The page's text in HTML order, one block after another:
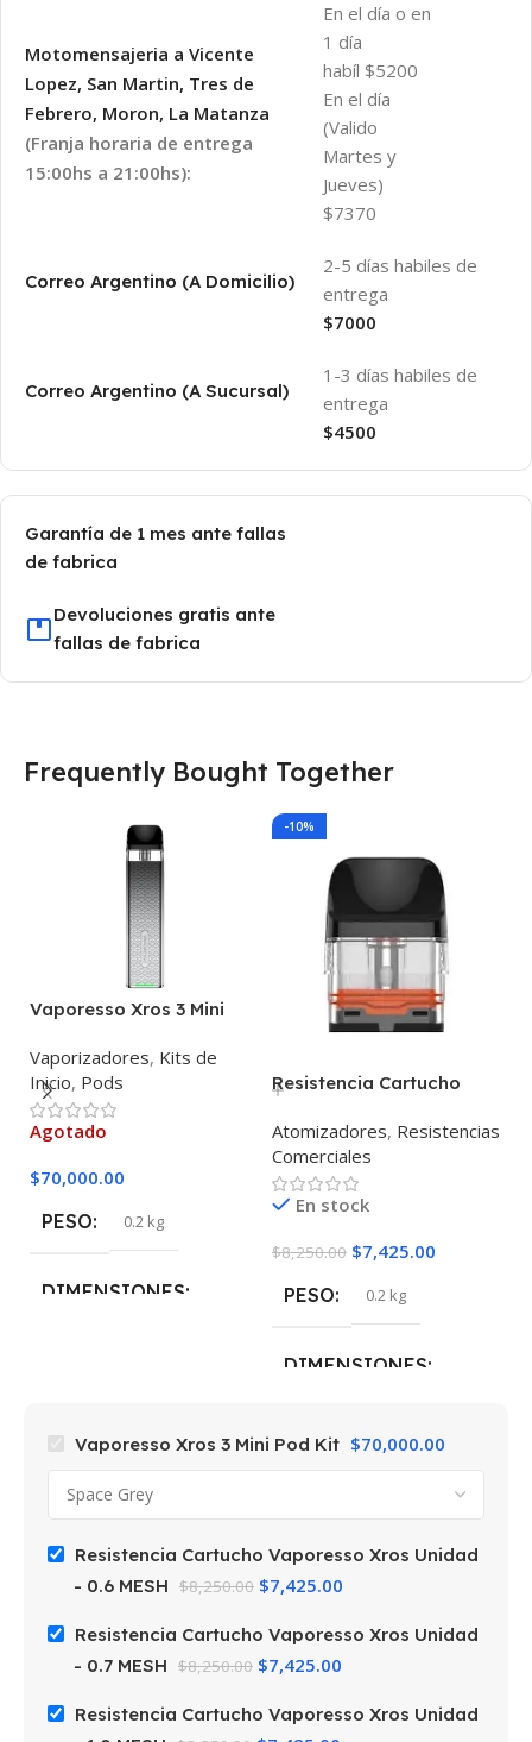
Motomensajeria a Vicente
Lopez, San Martin, Tres de
Febrero, Moron, La Matanza
(Franja horaria de entrega
15:00hs a 21:00hs):
En el día o en
1 día
habíl $5200
En el día
(Valido
Martes y
Jueves)
$7370
Correo Argentino (A Domicilio)
2-5 días habiles de
entrega
$7000
Correo Argentino (A Sucursal)
1-3 días habiles de
entrega
$4500
Garantía de 1 mes ante fallas
de fabrica
Devoluciones gratis ante
fallas de fabrica
Frequently Bought Together
Vaporesso Xros 3 Mini
Vaporizadores, Kits de
Inicio, Pods
Agotado
$70,000.00
PESO
0.2 kg
DIMENSIONES
-10%
Resistencia Cartucho
0.6 MESH
Atomizadores, Resistencias
Comerciales
En stock
$8,250.00 $7,425.00
PESO
0.2 kg
DIMENSIONES
Vaporesso Xros 3 Mini Pod Kit $70,000.00
Resistencia Cartucho Vaporesso Xros Unidad
- 0.6 MESH $8,250.00 $7,425.00
Resistencia Cartucho Vaporesso Xros Unidad
- 0.7 MESH $8,250.00 $7,425.00
Resistencia Cartucho Vaporesso Xros Unidad